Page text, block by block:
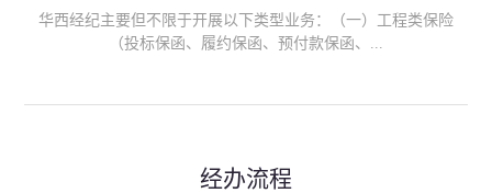
华西经纪主要但不限于开展以下类型业务：（一）工程类保险
（投标保函、履约保函、预付款保函、...
险、政府公共安全责任保险/自然灾害公众责任保险、精神病监护
经办流程